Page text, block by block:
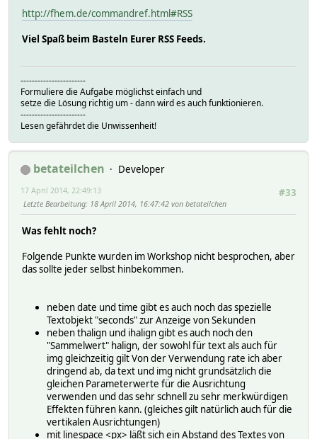
http://fhem.de/commandref.html#RSS
Viel Spaß beim Basteln Eurer RSS Feeds.
-----------------------
Formuliere die Aufgabe möglichst einfach und
setze die Lösung richtig um - dann wird es auch funktionieren.
-----------------------
Lesen gefährdet die Unwissenheit!
betateilchen
Developer
#33
17 April 2014, 22:49:13
Letzte Bearbeitung: 18 April 2014, 16:47:42 von betateilchen
Was fehlt noch?
Folgende Punkte wurden im Workshop nicht besprochen, aber
das sollte jeder selbst hinbekommen.
neben date und time gibt es auch noch das spezielle
Textobjekt "seconds" zur Anzeige von Sekunden
neben thalign und ihalign gibt es auch noch den
"Sammelwert" halign, der sowohl für text als auch für
img gleichzeitig gilt Von der Verwendung rate ich aber
dringend ab, da text und img nicht grundsätzlich die
gleichen Parameterwerte für die Ausrichtung
verwenden und das sehr schnell zu sehr merkwürdigen
Effekten führen kann. (gleiches gilt natürlich auch für die
vertikalen Ausrichtungen)
mit linespace <px> läßt sich ein Abstand des Textes von